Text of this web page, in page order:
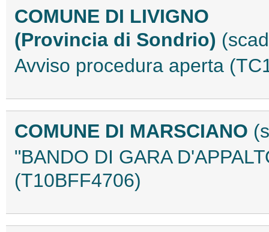
COMUNE DI LIVIGNO
(Provincia di Sondrio)
Avviso procedura aperta
COMUNE DI MARSCIANO
"BANDO DI GARA
(T10BFF4706)